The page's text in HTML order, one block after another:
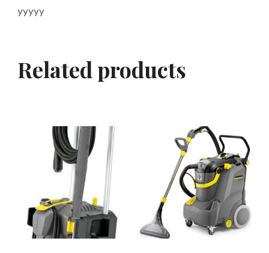
yyyyy
Related products